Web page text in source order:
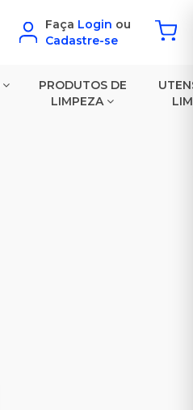
Faça Login ou
Cadastre-se
PRODUTOS DE
LIMPEZA